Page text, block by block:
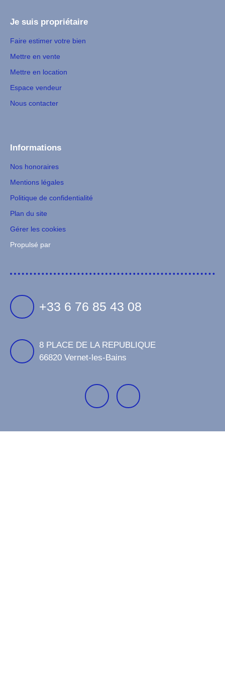
Je suis propriétaire
Faire estimer votre bien
Mettre en vente
Mettre en location
Espace vendeur
Nous contacter
Informations
Nos honoraires
Mentions légales
Politique de confidentialité
Plan du site
Gérer les cookies
Propulsé par
+33 6 76 85 43 08
8 PLACE DE LA REPUBLIQUE
66820 Vernet-les-Bains